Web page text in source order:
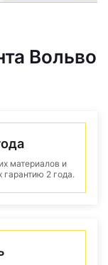
Вольво
материалов и
2 года.